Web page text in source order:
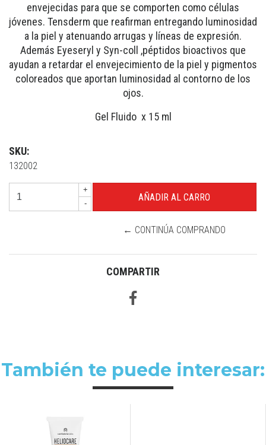
envejecidas para que se comporten como células
jóvenes. Tensderm que reafirman entregando luminosidad
a la piel y atenuando arrugas y líneas de expresión.
Además Eyeseryl y Syn-coll ,péptidos bioactivos que
ayudan a retardar el envejecimiento de la piel y pigmentos
coloreados que aportan luminosidad al contorno de los
ojos.
Gel Fluido x 15 ml
SKU:
132002
+
-
← CONTINÚA COMPRANDO
COMPARTIR
También te puede interesar: